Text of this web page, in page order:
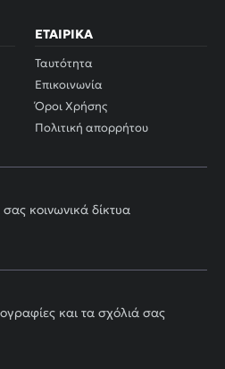
ΕΤΑΙΡΙΚΆ
Ταυτότητα
Επικοινωνία
Όροι Χρήσης
Πολιτική απορρήτου
κοινωνικά δίκτυα
και τα σχόλιά σας